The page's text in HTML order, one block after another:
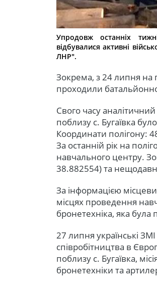
Упродовж останніх
відбувалися активні
ЛНР".
Зокрема, з 24 липня на
проходили
Свого часу
поблизу с. Бугаївка
Координати полігону:
За останній рік на
навчального центру.
38.882554) та
За інформацією
місцях проведення
бронетехніка, яка
27 липня українські
співробітництва в
поблизу с. Бугаївка,
бронетехніки та